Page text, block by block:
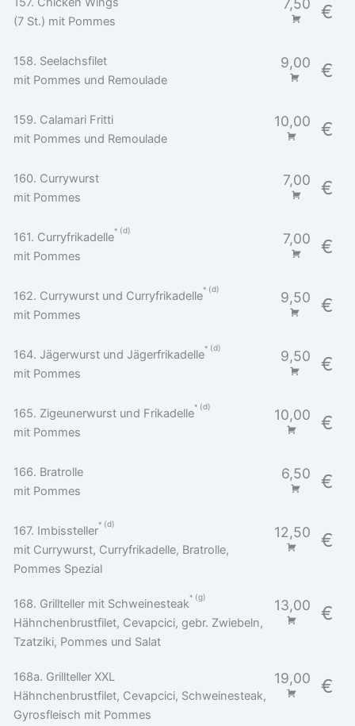
7,50 €
(7 St.) mit Pommes
158. Seelachsfilet 9,00 €
mit Pommes und Remoulade
159. Calamari Fritti 10,00 €
mit Pommes und Remoulade
160. Currywurst 7,00 €
mit Pommes
161. Curryfrikadelle
d
7,00 €
mit Pommes
162. Currywurst und Curryfrikadelle
d
9,50 €
mit Pommes
164. Jägerwurst und Jägerfrikadelle
d
9,50 €
mit Pommes
165. Zigeunerwurst und Frikadelle
d
10,00 €
mit Pommes
166. Bratrolle 6,50 €
mit Pommes
167. Imbissteller
d
12,50 €
mit Currywurst, Curryfrikadelle, Bratrolle,
Pommes Spezial
168. Grillteller mit Schweinesteak
g
13,00 €
Hähnchenbrustfilet, Cevapcici, gebr. Zwiebeln,
Tzatziki, Pommes und Salat
168a. Grillteller XXL 19,00 €
Hähnchenbrustfilet, Cevapcici, Schweinesteak,
Gyrosfleisch mit Pommes